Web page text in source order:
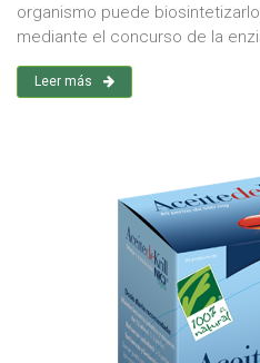
organismo puede
mediante el concurso de la
Leer más